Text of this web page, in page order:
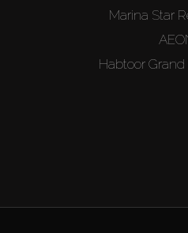
Marina Star
Habtoor